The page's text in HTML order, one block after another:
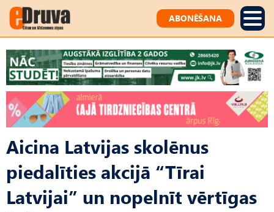
ABONĒŠANA
Aicina Latvijas skolēnus
piedalīties akcijā “Tīrai
Latvijai” un nopelnīt vērtīgas